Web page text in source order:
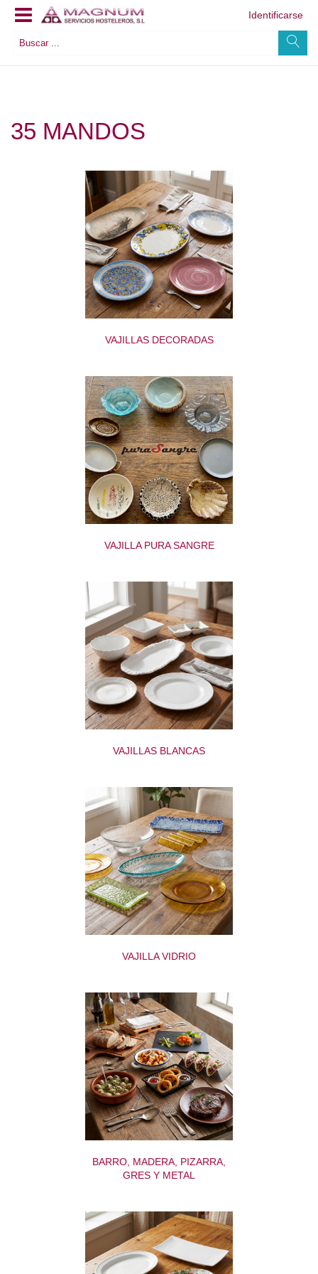
Identificarse
35 MANDOS
VAJILLAS DECORADAS
VAJILLA PURA SANGRE
VAJILLAS BLANCAS
VAJILLA VIDRIO
BARRO, MADERA, PIZARRA,
GRES Y METAL